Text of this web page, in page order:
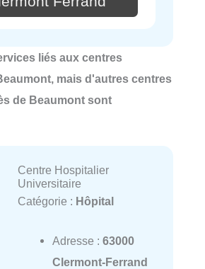
liés aux centres
mais d'autres centres
de Beaumont sont
Centre Hospitalier
Universitaire
Catégorie : Hôpital
Adresse : 63000
Clermont-Ferrand